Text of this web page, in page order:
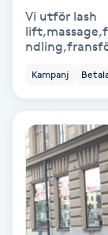
Face framing
Fet hårbotten
Fettreducering
Fibromassage
Vi utför lash
Kampanj